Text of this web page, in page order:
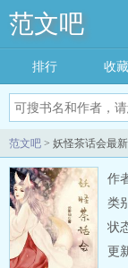
范文吧
排行 收藏
范文吧 > 妖怪茶话会最
作
类
状
更